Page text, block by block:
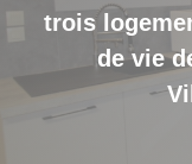
trois
de vie